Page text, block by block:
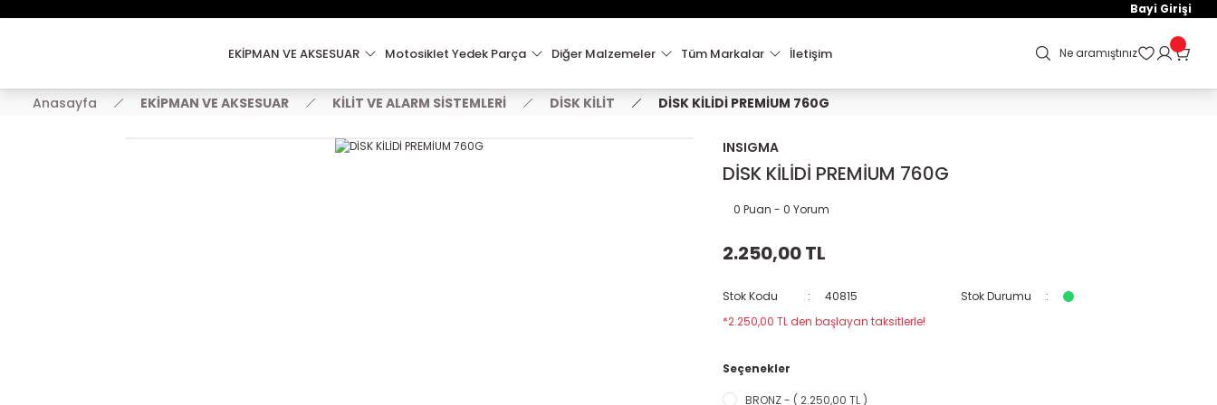
2000 TL VE ÜZERİ KARGO ÜCRETSİZ !
Bayi Girişi
EKİPMAN VE AKSESUAR Motosiklet Yedek Parça Diğer Malzemeler Tüm Markalar İletişim Ne aramıştınız
Anasayfa EKİPMAN VE AKSESUAR KİLİT VE ALARM SİSTEMLERİ DİSK KİLİT DİSK KİLİDİ PREMİUM 760G
INSIGMA
DİSK KİLİDİ PREMİUM 760G
0 Puan - 0 Yorum
2.250,00 TL
Stok Kodu 40815
Stok Durumu
*2.250,00 TL den başlayan taksitlerle!
Seçenekler
BRONZ - ( 2.250,00 TL )